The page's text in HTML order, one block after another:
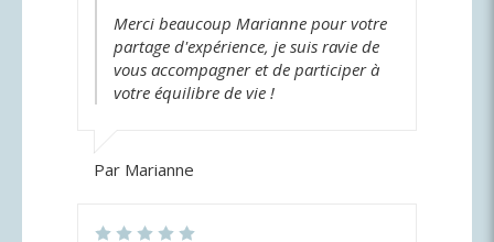
Merci beaucoup Marianne pour votre
partage d'expérience, je suis ravie de
vous accompagner et de participer à
votre équilibre de vie !
Par Marianne